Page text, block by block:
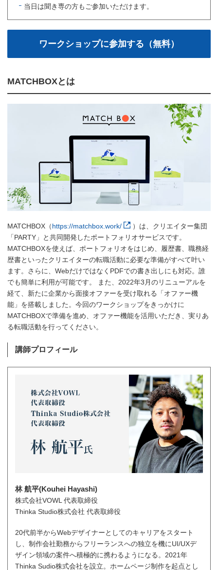
当日は聞き専の方もご参加いただけます。
MATCHBOXとは
MATCHBOX（https://matchbox.work/
）は、クリエイター集団
「PARTY」と共同開発したポートフォリオサービスです。
MATCHBOXを使えば、ポートフォリオをはじめ、履歴書、職務経
歴書といったクリエイターの転職活動に必要な準備がすべて叶い
ます。さらに、WebだけではなくPDFでの書き出しにも対応。誰
でも簡単に利用が可能です。 また、2022年3月のリニューアルを
経て、新たに企業から面接オファーを受け取れる「オファー機
能」を搭載しました。今回のワークショップをきっかけに
MATCHBOXで準備を進め、オファー機能を活用いただき、実りあ
る転職活動を行ってください。
講師プロフィール
林 航平(Kouhei Hayashi)
株式会社VOWL 代表取締役
Thinka Studio株式会社 代表取締役
20代前半からWebデザイナーとしてのキャリアをスタート
し、制作会社勤務からフリーランスへの独立を機にUI/UXデ
ザイン領域の案件へ積極的に携わるようになる。2021年
Thinka Sudio株式会社を設立。ホームページ制作を起点とし